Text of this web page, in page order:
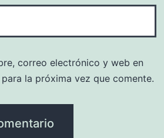
correo electrónico y web en
la próxima vez que comente.